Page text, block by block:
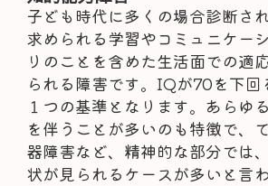
子ども時代に多くの場合診断さ
求められる学習やコミュニケー
りのことを含めた生活面での適
られる障害です。IQが70を下回
１つの基準となります。あらゆ
を伴うことが多いのも特徴で、
器障害など、精神的な部分では
状が見られるケースが多いと言